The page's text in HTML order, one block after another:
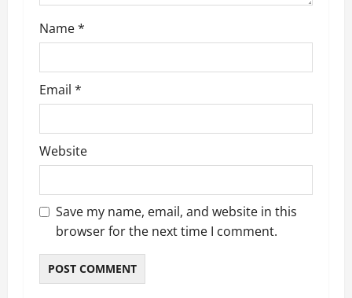
Name*
Email *
Website
Save my name, email, and website in this
browser for the next time I comment.